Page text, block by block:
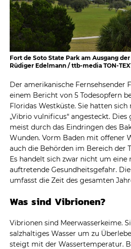
Fort de Soto State Park am Ausgang der
Rüdiger Edelmann / ttb-media TON-
Der amerikanische Fernsehsender
einem Bericht von 5 Todesopfern
Floridas Westküste. Sie hatten
„Vibrio vulnificus“ angesteckt. Dies
meist durch das Eindringen des
Wunden. Vorm Baden mit offener
auch die Behörden im Bereich der
Es handelt sich zwar nicht um eine
auftretende Gesundheitsgefahr.
umfasst die Zeit des gesamten
Was sind Vibrionen?
Vibrionen sind Meerwasserkeime.
salzhaltiges Wasser um zu
steigt mit der Wassertemperatur.